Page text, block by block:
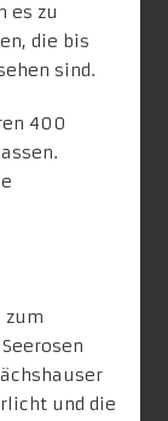
es zu
, die bis
sind.
400
zum
und die